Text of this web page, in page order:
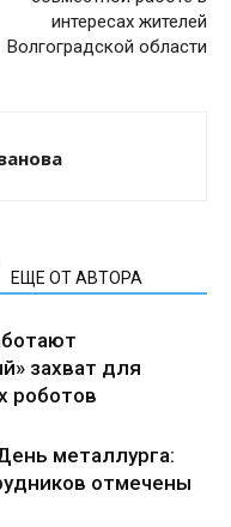
интересах жителей
Волгоградской области
ЕЩЕ ОТ АВТОРА
захват для
роботов
металлурга:
отмечены